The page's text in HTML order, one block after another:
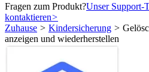
Fragen zum Produkt?Unser Support-
kontaktieren>
Zuhause > Kindersicherung >
anzeigen und wiederherstellen